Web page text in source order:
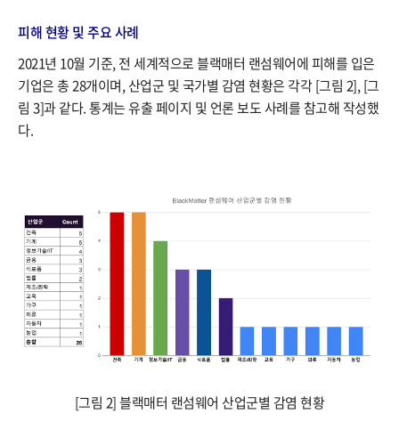
피해 현황 및 주요 사례​
2021년 10월 기준, 전 세계적으로 블랙매터 랜섬웨어에 피해를 입은
기업은 총 28개이며, 산업군 및 국가별 감염 현황은 각각 [그림 2], [그
림 3]과 같다. 통계는 유출 페이지 및 언론 보도 사례를 참고해 작성했
다.
[그림 2] 블랙매터 랜섬웨어 산업군별 감염 현황